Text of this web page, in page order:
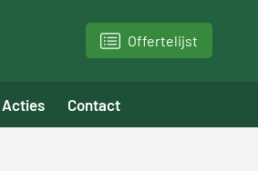
Offertelijst
Acties Contact